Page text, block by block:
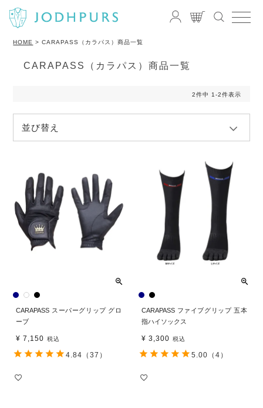
HOME CARAPASS（カラパス）商品一覧
CARAPASS（カラパス）商品一覧
並び替え
2件中 1 -2件表示
CARAPASS スーパーグリップ グロ
ーブ
¥ 7,150 税込
4.84 （37）
CARAPASS ファイブグリップ 五本
指ハイソックス
¥ 3,300 税込
5.00 （4）